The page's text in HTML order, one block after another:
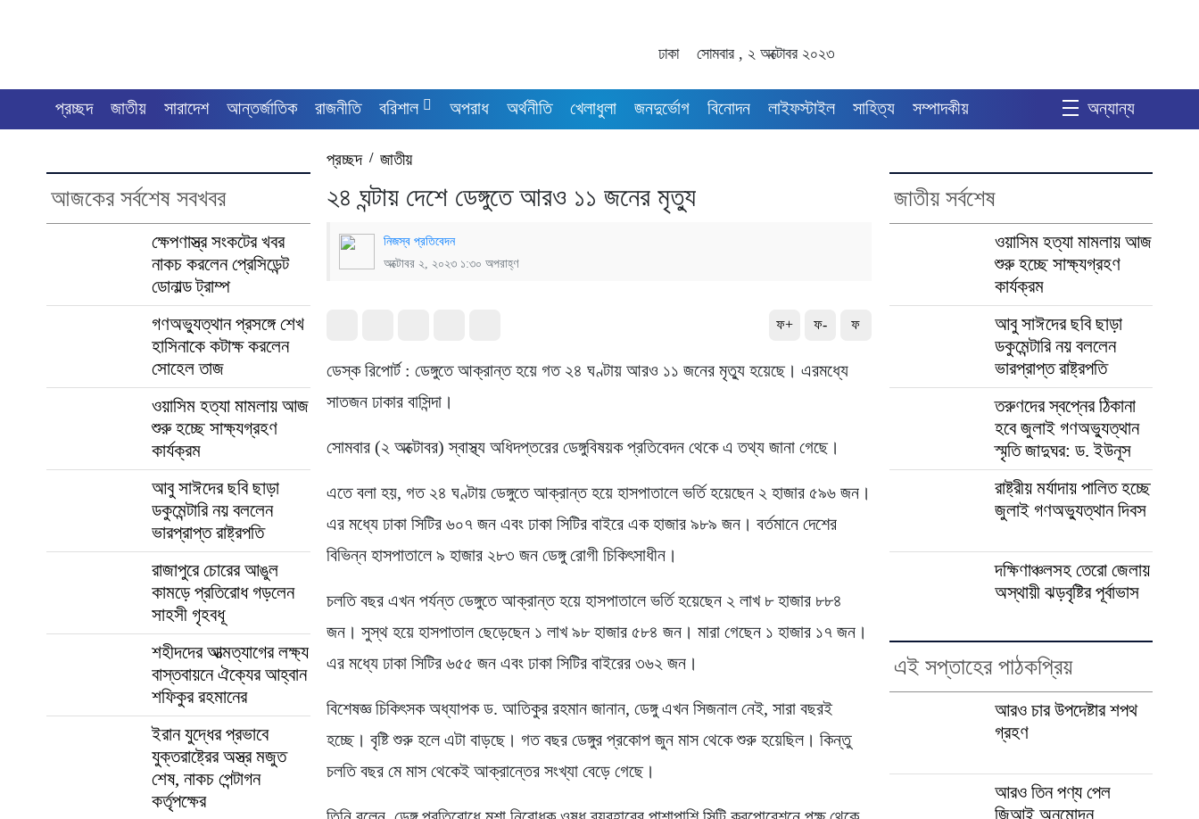
ঢাকা সোমবার , ২ অক্টোবর ২০২৩
প্রচ্ছদ জাতীয় সারাদেশ আন্তর্জাতিক রাজনীতি বরিশাল অপরাধ অর্থনীতি খেলাধুলা জনদুর্ভোগ বিনোদন লাইফস্টাইল সাহিত্য সম্পাদকীয় অন্যান্য
আজকের সর্বশেষ সবখবর
ক্ষেপণাস্ত্র সংকটের খবর
নাকচ করলেন প্রেসিডেন্ট
ডোনাল্ড ট্রাম্প
গণঅভ্যুত্থান প্রসঙ্গে শেখ
হাসিনাকে কটাক্ষ করলেন
সোহেল তাজ
ওয়াসিম হত্যা মামলায় আজ
শুরু হচ্ছে সাক্ষ্যগ্রহণ
কার্যক্রম
আবু সাঈদের ছবি ছাড়া
ডকুমেন্টারি নয় বললেন
ভারপ্রাপ্ত রাষ্ট্রপতি
রাজাপুরে চোরের আঙুল
কামড়ে প্রতিরোধ গড়লেন
সাহসী গৃহবধূ
শহীদদের আত্মত্যাগের লক্ষ্য
বাস্তবায়নে ঐক্যের আহ্বান
শফিকুর রহমানের
ইরান যুদ্ধের প্রভাবে
যুক্তরাষ্ট্রের অস্ত্র মজুত
শেষ, নাকচ পেন্টাগন
কর্তৃপক্ষের
প্রচ্ছদ/জাতীয়
২৪ ঘন্টায় দেশে ডেঙ্গুতে আরও ১১ জনের মৃত্যু
নিজস্ব প্রতিবেদন
অক্টোবর ২, ২০২৩ ১:৩০ অপরাহ্ণ
ফ+ ফ- ফ
ডেস্ক রিপোর্ট : ডেঙ্গুতে আক্রান্ত হয়ে গত ২৪ ঘণ্টায় আরও ১১ জনের মৃত্যু হয়েছে। এরমধ্যে
সাতজন ঢাকার বাসিন্দা।
সোমবার (২ অক্টোবর) স্বাস্থ্য অধিদপ্তরের ডেঙ্গুবিষয়ক প্রতিবেদন থেকে এ তথ্য জানা গেছে।
এতে বলা হয়, গত ২৪ ঘণ্টায় ডেঙ্গুতে আক্রান্ত হয়ে হাসপাতালে ভর্তি হয়েছেন ২ হাজার ৫৯৬ জন।
এর মধ্যে ঢাকা সিটির ৬০৭ জন এবং ঢাকা সিটির বাইরে এক হাজার ৯৮৯ জন। বর্তমানে দেশের
বিভিন্ন হাসপাতালে ৯ হাজার ২৮৩ জন ডেঙ্গু রোগী চিকিৎসাধীন।
চলতি বছর এখন পর্যন্ত ডেঙ্গুতে আক্রান্ত হয়ে হাসপাতালে ভর্তি হয়েছেন ২ লাখ ৮ হাজার ৮৮৪
জন। সুস্থ হয়ে হাসপাতাল ছেড়েছেন ১ লাখ ৯৮ হাজার ৫৮৪ জন। মারা গেছেন ১ হাজার ১৭ জন।
এর মধ্যে ঢাকা সিটির ৬৫৫ জন এবং ঢাকা সিটির বাইরের ৩৬২ জন।
বিশেষজ্ঞ চিকিৎসক অধ্যাপক ড. আতিকুর রহমান জানান, ডেঙ্গু এখন সিজনাল নেই, সারা বছরই
হচ্ছে। বৃষ্টি শুরু হলে এটা বাড়ছে। গত বছর ডেঙ্গুর প্রকোপ জুন মাস থেকে শুরু হয়েছিল। কিন্তু
চলতি বছর মে মাস থেকেই আক্রান্তের সংখ্যা বেড়ে গেছে।
জাতীয় সর্বশেষ
ওয়াসিম হত্যা মামলায় আজ
শুরু হচ্ছে সাক্ষ্যগ্রহণ
কার্যক্রম
আবু সাঈদের ছবি ছাড়া
ডকুমেন্টারি নয় বললেন
ভারপ্রাপ্ত রাষ্ট্রপতি
তরুণদের স্বপ্নের ঠিকানা
হবে জুলাই গণঅভ্যুত্থান
স্মৃতি জাদুঘর: ড. ইউনূস
রাষ্ট্রীয় মর্যাদায় পালিত হচ্ছে
জুলাই গণঅভ্যুত্থান দিবস
দক্ষিণাঞ্চলসহ তেরো জেলায়
অস্থায়ী ঝড়বৃষ্টির পূর্বাভাস
এই সপ্তাহের পাঠকপ্রিয়
আরও চার উপদেষ্টার শপথ
গ্রহণ
আরও তিন পণ্য পেল
জিআই অনুমোদন